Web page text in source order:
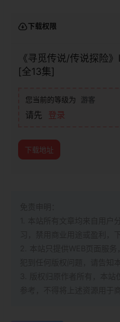
下载权限
《寻觅传说/传说探险
[全13集]
您当前的等级为 游客
请先 登录
下载地址